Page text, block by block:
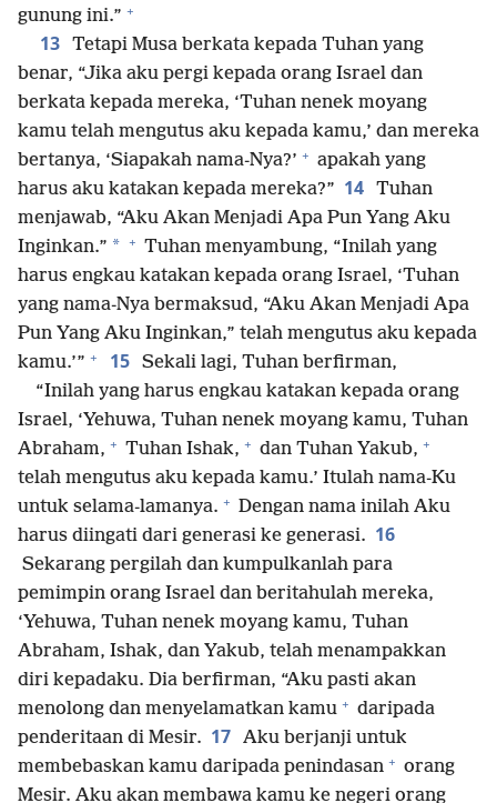
gunung ini.” +
13 Tetapi Musa berkata kepada Tuhan yang
benar, “Jika aku pergi kepada orang Israel dan
berkata kepada mereka, ‘Tuhan nenek moyang
kamu telah mengutus aku kepada kamu,’ dan mereka
bertanya, ‘Siapakah nama-Nya?’ + apakah yang
harus aku katakan kepada mereka?” 14 Tuhan
menjawab, “Aku Akan Menjadi Apa Pun Yang Aku
Inginkan.” * + Tuhan menyambung, “Inilah yang
harus engkau katakan kepada orang Israel, ‘Tuhan
yang nama-Nya bermaksud, “Aku Akan Menjadi Apa
Pun Yang Aku Inginkan,” telah mengutus aku kepada
kamu.’” + 15 Sekali lagi, Tuhan berfirman,
“Inilah yang harus engkau katakan kepada orang
Israel, ‘Yehuwa, Tuhan nenek moyang kamu, Tuhan
Abraham, + Tuhan Ishak, + dan Tuhan Yakub, +
telah mengutus aku kepada kamu.’ Itulah nama-Ku
untuk selama-lamanya. + Dengan nama inilah Aku
harus diingati dari generasi ke generasi. 16
Sekarang pergilah dan kumpulkanlah para
pemimpin orang Israel dan beritahulah mereka,
‘Yehuwa, Tuhan nenek moyang kamu, Tuhan
Abraham, Ishak, dan Yakub, telah menampakkan
diri kepadaku. Dia berfirman, “Aku pasti akan
menolong dan menyelamatkan kamu + daripada
penderitaan di Mesir. 17 Aku berjanji untuk
membebaskan kamu daripada penindasan + orang
Mesir. Aku akan membawa kamu ke negeri orang